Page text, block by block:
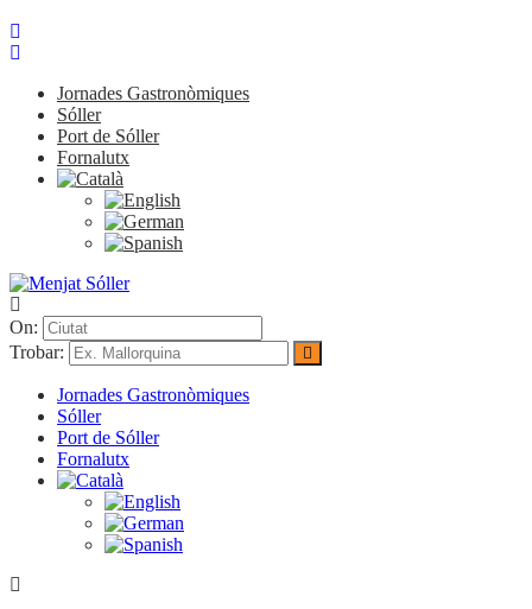
Jornades Gastronòmiques
Sóller
Port de Sóller
Fornalutx
On:
Trobar:
Jornades Gastronòmiques
Sóller
Port de Sóller
Fornalutx